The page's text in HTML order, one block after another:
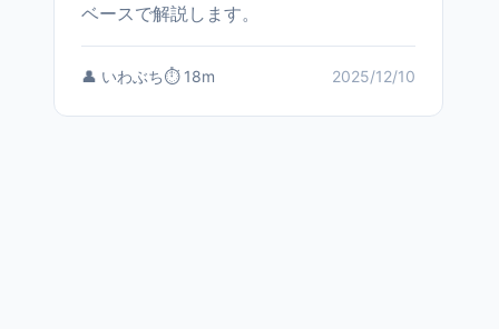
ベースで解説します。
👤 いわぶち⏱️ 18m 2025/12/10